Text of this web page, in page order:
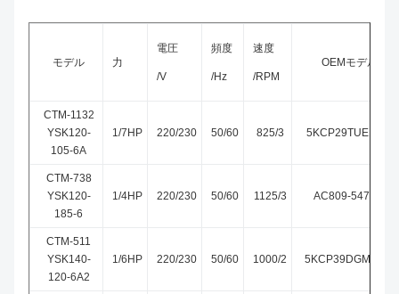
モデル 力
電圧
/V
頻度
/Hz
速度
/RPM
OEMモデル
CTM-1132
YSK120-
105-6A
1/7HP 220/230 50/60 825/3 5KCP29TUE1195
CTM-738
YSK120-
185-6
1/4HP 220/230 50/60 1125/3 AC809-547-28
CTM-511
YSK140-
120-6A2
1/6HP 220/230 50/60 1000/2 5KCP39DGM511T